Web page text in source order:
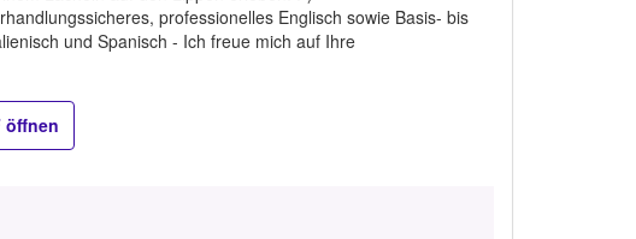
professionelles Englisch sowie Basis- bis
und Spanisch - Ich freue mich auf Ihre
öffnen